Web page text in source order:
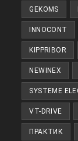
GEKOMS
INNOCONT
KIPPRIBOR
NEWINEX
SYSTEME
VT-DRIVE
ПРАКТИК